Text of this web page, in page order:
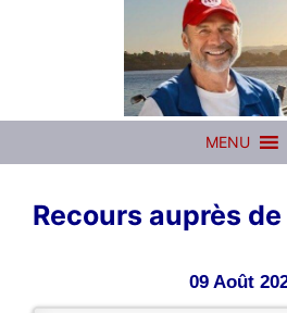
MENU
Recours auprès de
09 Août